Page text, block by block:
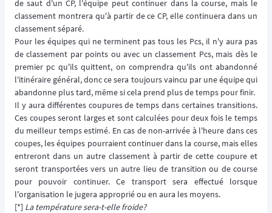
de saut d'un CP, l'équipe peut continuer dans la course, mais le
classement montrera qu'à partir de ce CP, elle continuera dans un
classement séparé.
Pour les équipes qui ne terminent pas tous les Pcs, il n'y aura pas
de classement par points ou avec un classement Pcs, mais dès le
premier pc qu'ils quittent, on comprendra qu'ils ont abandonné
l'itinéraire général, donc ce sera toujours vaincu par une équipe qui
abandonne plus tard, même si cela prend plus de temps pour finir.
Il y aura différentes coupures de temps dans certaines transitions.
Ces coupes seront larges et sont calculées pour deux fois le temps
du meilleur temps estimé. En cas de non-arrivée à l'heure dans ces
coupes, les équipes pourraient continuer dans la course, mais elles
entreront dans un autre classement à partir de cette coupure et
seront transportées vers un autre lieu de transition ou de course
pour pouvoir continuer. Ce transport sera effectué lorsque
l'organisation le jugera approprié ou en aura les moyens.
[*] La température sera-t-elle froide?